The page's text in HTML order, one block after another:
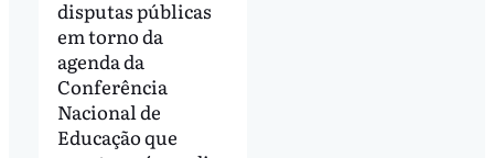
disputas públicas
em torno da
agenda da
Conferência
Nacional de
Educação que